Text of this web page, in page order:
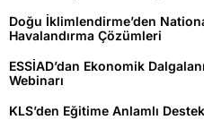
Doğu İklimlendirme’den
Havalandırma Çözümleri
ESSİAD’dan Ekonomik
Webinarı
KLS’den Eğitime Anlamlı Destek